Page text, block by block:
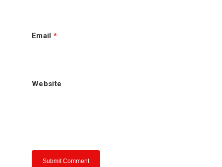
Email *
Website